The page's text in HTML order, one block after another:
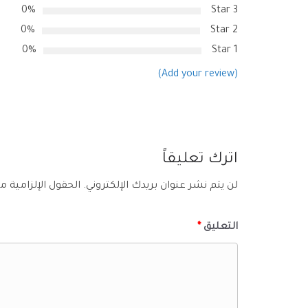
3 Star
0%
2 Star
0%
1 Star
0%
(Add your review)
اترك تعليقاً
لن يتم نشر عنوان بريدك الإلكتروني. الحقول الإلزامية
التعليق *